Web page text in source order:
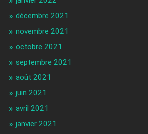
décembre 2021
novembre 2021
octobre 2021
septembre 2021
août 2021
juin 2021
avril 2021
janvier 2021